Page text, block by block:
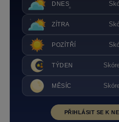
DNES
ZÍTRA
POZÍTŘÍ
TÝDEN
MĚSÍC
PŘIHLÁSIT SE K